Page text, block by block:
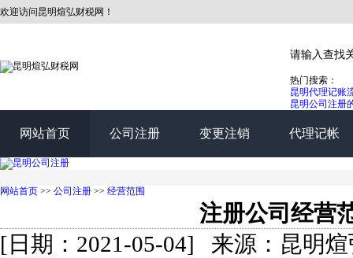
欢迎访问昆明煊弘财税网！
热门搜索：
昆明代理记账
昆明公司注册
网站首页 公司注册 变更注销 代理记帐
网站首页 >> 公司注册 >> 经营范围
注册公司经营
[日期：2021-05-04] 来源：昆明